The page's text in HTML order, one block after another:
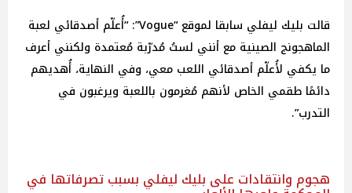
قالت بليك ليفلي سابقا لموقع “Vogue”: “أُعلّم أصدقائي لعبة
الماهجونج الصينية مع أنني لستُ مُدرّبة مُعتمدة ولكنني أعرف
ما يكفي لأُعلّم أصدقائي اللعب معي، وفي النهاية، أُهديهم
دائمًا طقمي الخاص لأنهم مُغرمون باللعبة ويرغبون في
التدرب”.
هجوم وانتقادات على بليك ليفلي بسبب تصرفاتها في